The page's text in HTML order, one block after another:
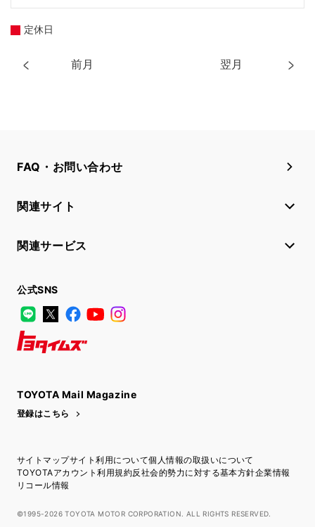
前月 翌月
定休日
FAQ・お問い合わせ
関連サイト
関連サービス
公式SNS
LINE
X FacebookYouTube
TOYOTA Mail Magazine
登録はこちら
サイトマップサイト利用について個人情報の取扱いについて
TOYOTAアカウント利用規約反社会的勢力に対する基本方針企業情報
リコール情報
©1995-2026 TOYOTA MOTOR CORPORATION. ALL RIGHTS RESERVED.